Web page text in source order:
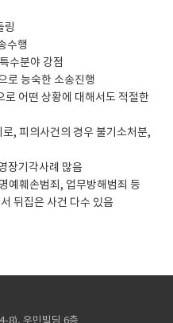
링
수행
수분야 강점
로 능숙한 소송진행
어떤 상황에 대해서도 적절한
, 피의사건의 경우 불기소처분,
장기각사례 많음
예훼손범죄, 업무방해범죄 등
뒤집은 사건 다수 있음